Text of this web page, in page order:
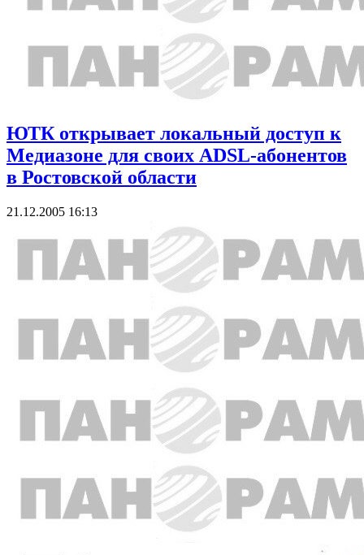
ЮТК открывает локальный доступ к
Медиазоне для своих ADSL-абонентов
в Ростовской области
21.12.2005 16:13